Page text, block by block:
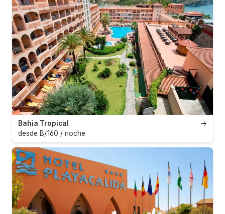
→
Bahia Tropical
desde B/.160 / noche